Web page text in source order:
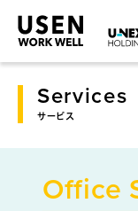
Services
サービス
Office